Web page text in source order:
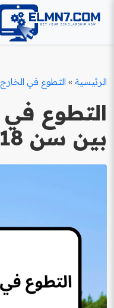
الرئيسية » التطوع في الخارج
التطوع في
بين سن 18ـ 30 عاما